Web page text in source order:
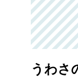
うわさ